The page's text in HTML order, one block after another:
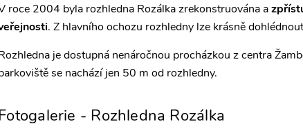
roce 2004 byla rozhledna Rozálka zrekonstruována a
. Z hlavního ochozu rozhledny lze krásně
je dostupná nenáročnou procházkou z centra
se nachází jen 50 m od rozhledny.
- Rozhledna Rozálka